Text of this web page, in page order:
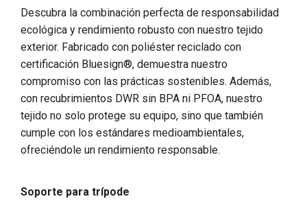
Descubra la combinación perfecta de responsabilidad
ecológica y rendimiento robusto con nuestro tejido
exterior. Fabricado con poliéster reciclado con
certificación Bluesign®, demuestra nuestro
compromiso con las prácticas sostenibles. Además,
con recubrimientos DWR sin BPA ni PFOA, nuestro
tejido no solo protege su equipo, sino que también
cumple con los estándares medioambientales,
ofreciéndole un rendimiento responsable.
Soporte para trípode